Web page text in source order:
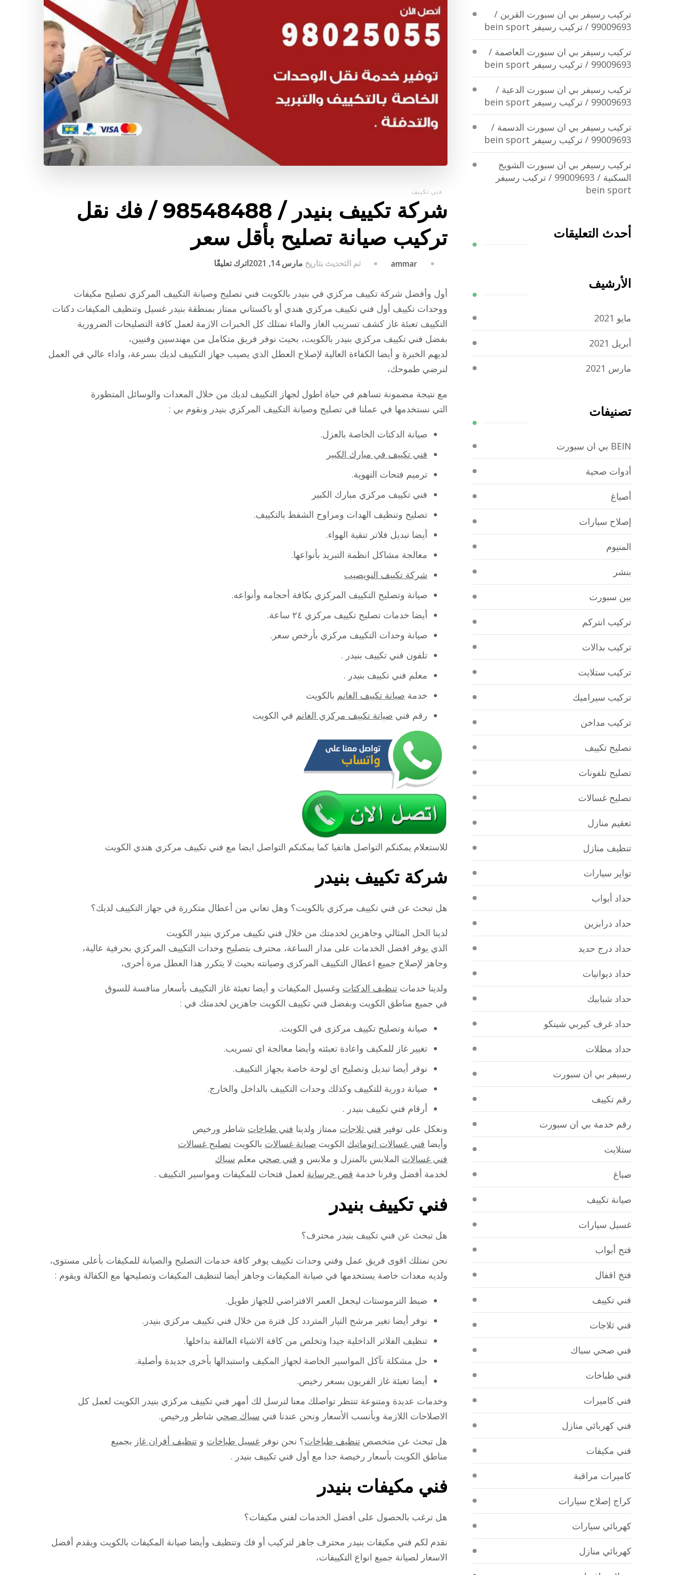
فني تكييف
شركة تكييف بنيدر / 98548488 / فك نقل
تركيب صيانة تصليح بأقل سعر
ammar تم التحديث بتاريخ مارس 14, 2021 اترك تعليقًا
تكييف
بنيدر
/
98548488
/
فك
صيانة
تصليح
أول وأفضل شركة تكييف مركزي في بنيدر بالكويت فني تصليح وصيانة التكييف المركزي تصليح مكيفات
ووحدات تكييف أول فني تكييف مركزي هندي أو باكستاني ممتاز بمنطقة بنيدر غسيل وتنظيف المكيفات دكتات
التكييف تعبئة غاز كشف تسريب الغاز والماء نمتلك كل الخبرات الازمة لعمل كافة التصليحات الضرورية
بفضل فني تكييف مركزي بنيدر بالكويت، بحيث نوفر فريق متكامل من مهندسين وفنيين،
لديهم الخبرة و أيضا الكفاءة العالية لإصلاح العطل الذي يصيب جهاز التكييف لديك بسرعة، واداء عالي في العمل
لنرضي طموحك،
مع نتيجة مضمونة تساهم في حياة اطول لجهاز التكييف لديك من خلال المعدات والوسائل المتطورة
التي نستخدمها في عملنا في تصليح وصيانة التكييف المركزي بنيدر ونقوم بي :
صيانة الدكتات الخاصة بالعزل.
فني تكييف في مبارك الكبير
ترميم فتحات التهوية.
فني تكييف مركزي مبارك الكبير
تصليح وتنظيف الهدات ومراوح الشفط بالتكييف.
أيضا تبديل فلاتر تنقية الهواء.
معالجة مشاكل انظمة التبريد بأنواعها.
شركة تكييف النويصيب
صيانة وتصليح التكييف المركزي بكافة أحجامه وأنواعه.
أيضا خدمات تصليح تكييف مركزي ٢٤ ساعة.
صيانة وحدات التكييف مركزي بأرخص سعر.
تلفون فني تكييف بنيدر .
معلم فني تكييف بنيدر .
خدمة صيانة تكييف الغانم بالكويت
رقم فني صيانة تكييف مركزي الغانم في الكويت
للاستعلام يمكنكم التواصل هاتفيا كما يمكنكم التواصل ايضا مع فني تكييف مركزي هندي الكويت
شركة تكييف بنيدر
هل تبحث عن فني تكييف مركزي بالكويت؟ وهل تعاني من أعطال متكررة في جهاز التكييف لديك؟
لدينا الحل المثالي وجاهزين لخدمتك من خلال فني تكييف مركزي بنيدر الكويت
الذي يوفر افضل الخدمات على مدار الساعة، محترف بتصليح وحدات التكييف المركزي بحرفية عالية،
وجاهز لإصلاح جميع اعطال التكييف المركزى وصيانته بحيث لا يتكرر هذا العطل مرة أخرى،
ولدينا خدمات تنظيف الدكتات وغسيل المكيفات و أيضا تعبئة غاز التكييف بأسعار منافسة للسوق
في جميع مناطق الكويت وبفضل فني تكييف الكويت جاهزين لخدمتك في :
صيانة وتصليح تكييف مركزى في الكويت.
تغيير غاز للمكيف واعادة تعبئته وأيضا معالجة اي تسريب.
نوفر أيضا تبديل وتصليح اي لوحة خاصة بجهاز التكييف.
صيانة دورية للتكييف وكذلك وحدات التكييف بالداخل والخارج.
أرقام فني تكييف بنيدر .
ونعكل على توفير فني ثلاجات ممتاز ولدينا فني طباخات شاطر ورخيص
وأيضا فني غسالات اتوماتيك الكويت صيانة غسالات بالكويت تصليح غسالات
فني غسالات الملابس بالمنزل و ملابس و فني صحي معلم سباك
لخدمة أفضل وفرنا خدمة قص خرسانة لعمل فتحات للمكيفات ومواسير التكييف .
فني تكييف بنيدر
هل تبحث عن فني تكييف بنيدر محترف؟
نحن نمتلك اقوى فريق عمل وفني وحدات تكييف يوفر كافة خدمات التصليح والصيانة للمكيفات بأعلى مستوى،
ولديه معدات خاصة يستخدمها في صيانة المكيفات وجاهز أيضا لتنظيف المكيفات وتصليحها مع الكفالة ويقوم :
ضبط الترموستات ليجعل العمر الافتراضي للجهاز طويل.
نوفر أيضا تغير مرشح التيار المتردد كل فترة من خلال فني تكييف مركزي بنيدر.
تنظيف الفلاتر الداخلية جيدا وتخلص من كافة الاشياء العالقة بداخلها.
حل مشكلة تآكل المواسير الخاصة لجهاز المكيف واستبدالها بأخرى جديدة وأصلية.
أيضا تعبئة غاز الفريون بسعر رخيص.
وخدمات عديدة ومتنوعة تنتظر تواصلك معنا لنرسل لك أمهر فني تكييف مركزي بنيدر الكويت لعمل كل
الاصلاحات اللازمة وبأنسب الأسعار ونحن عندنا فني سباك صحي شاطر ورخيص.
هل تبحث عن متخصص تنظيف طباخات؟ نحن نوفر غسيل طباخات و تنظيف أفران غاز بجميع
مناطق الكويت بأسعار رخيصة جدا مع أول فني تكييف بنيدر .
فني مكيفات بنيدر
هل ترغب بالحصول على أفضل الخدمات لفني مكيفات؟
نقدم لكم فني مكيفات بنيدر محترف جاهز لتركيب أو فك وتنظيف وأيضا صيانة المكيفات بالكويت ويقدم أفضل
الاسعار لصيانة جميع انواع التكييفات،
تركيب رسيفر بي ان سبورت القرين /
99009693 / تركيب رسيفر bein sport
تركيب رسيفر بي ان سبورت العاصمة /
99009693 / تركيب رسيفر bein sport
تركيب رسيفر بي ان سبورت الدعية /
99009693 / تركيب رسيفر bein sport
تركيب رسيفر بي ان سبورت الدسمة /
99009693 / تركيب رسيفر bein sport
تركيب رسيفر بي ان سبورت الشويخ
السكنية / 99009693 / تركيب رسيفر
bein sport
أحدث التعليقات
الأرشيف
مايو 2021
أبريل 2021
مارس 2021
تصنيفات
BEIN بي ان سبورت
أدوات صحية
أصباغ
إصلاح سيارات
المنيوم
بنشر
بين سبورت
تركيب انتركم
تركيب بدالات
تركيب ستلايت
تركيب سيراميك
تركيب مداخن
تصليح تكييف
تصليح تلفونات
تصليح غسالات
تعقيم منازل
تنظيف منازل
تواير سيارات
حداد أبواب
حداد درابزين
حداد درج حديد
حداد ديوانيات
حداد شبابيك
حداد غرف كيربي شينكو
حداد مظلات
رسيفر بي ان سبورت
رقم تكييف
رقم خدمة بي ان سبورت
ستلايت
صباغ
صيانة تكييف
غسيل سيارات
فتح أبواب
فتخ اقفال
فني تكييف
فني ثلاجات
فني صحي سباك
فني طباخات
فني كاميرات
فني كهربائي منازل
فني مكيفات
كاميرات مراقبة
كراج إصلاح سيارات
كهربائي سيارات
كهربائي منازل